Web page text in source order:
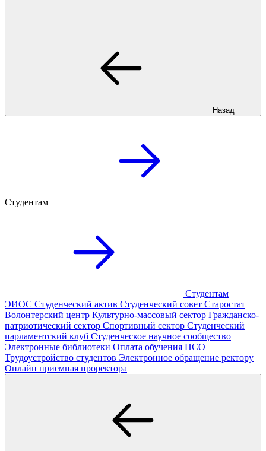
Назад
Студентам
Студентам
ЭИОС Студенческий актив Студенческий совет Старостат
Волонтерский центр Культурно-массовый сектор Гражданско-
патриотический сектор Спортивный сектор Студенческий
парламентский клуб Студенческое научное сообщество
Электронные библиотеки Оплата обучения НСО
Трудоустройство студентов Электронное обращение ректору
Онлайн приемная проректора